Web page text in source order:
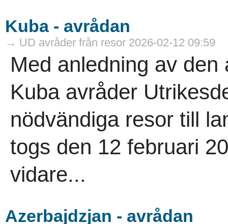
Kuba - avrådan
→ UD avråder från resor 2026-02-12 09:59
Med anledning av
Kuba avråder
nödvändiga resor till
togs den 12 februari
vidare...
Azerbajdzjan - avrådan